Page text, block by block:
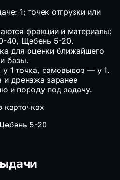
1; точек отгрузки или
фракции и материалы:
40, Щебень 5-20.
для оценки ближайшего
базы.
у 1 точка, самовывоз — у 1.
и дренажа заранее
и породу под задачу.
5-20